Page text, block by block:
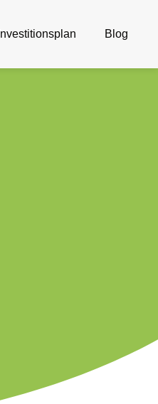
Investitionsplan Blog